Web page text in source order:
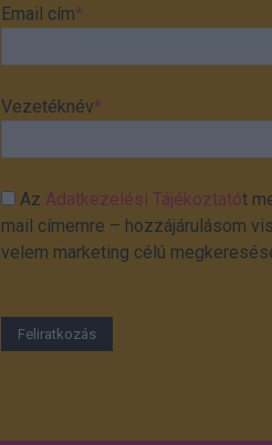
Email cím*
Vezetéknév*
AzAdatkezelési Tájékoztatót
mail címemre – hozzájárulásom
velem marketing célú